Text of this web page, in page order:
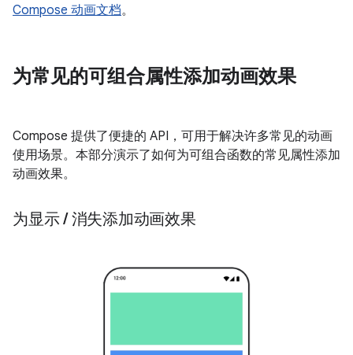
Compose 动画文档。
为常见的可组合属性添加动画效果
Compose 提供了便捷的 API，可用于解决许多常见的动画
使用场景。本部分演示了如何为可组合函数的常见属性添加
动画效果。
为显示/消失添加动画效果